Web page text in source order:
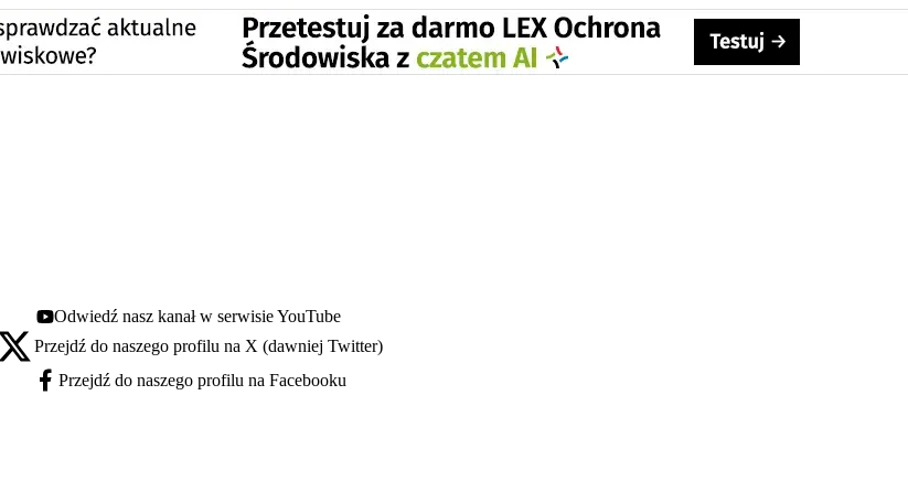
Youtube - otwiera się w nowej karcie
Odwiedź nasz kanał w serwisie YouTube
X - otwiera się w nowej karcie
Przejdź do naszego profilu na X (dawniej Twitter)
Facebook - otwiera się w nowej karcie
Przejdź do naszego profilu na Facebooku